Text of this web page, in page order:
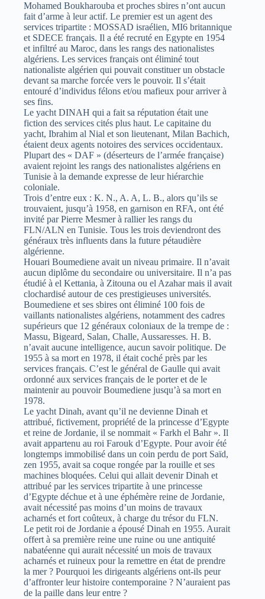
Mohamed Boukharouba et proches sbires n’ont aucun
fait d’arme à leur actif. Le premier est un agent des
services tripartite : MOSSAD israélien, MI6 britannique
et SDECE français. Il a été recruté en Egypte en 1954
et infiltré au Maroc, dans les rangs des nationalistes
algériens. Les services français ont éliminé tout
nationaliste algérien qui pouvait constituer un obstacle
devant sa marche forcée vers le pouvoir. Il s’était
entouré d’individus félons et/ou mafieux pour arriver à
ses fins.
Le yacht DINAH qui a fait sa réputation était une
fiction des services cités plus haut. Le capitaine du
yacht, Ibrahim al Nial et son lieutenant, Milan Bachich,
étaient deux agents notoires des services occidentaux.
Plupart des « DAF » (déserteurs de l’armée française)
avaient rejoint les rangs des nationalistes algériens en
Tunisie à la demande expresse de leur hiérarchie
coloniale.
Trois d’entre eux : K. N., A. A, L. B., alors qu’ils se
trouvaient, jusqu’à 1958, en garnison en RFA, ont été
invité par Pierre Mesmer à rallier les rangs du
FLN/ALN en Tunisie. Tous les trois deviendront des
généraux très influents dans la future pétaudière
algérienne.
Houari Boumediene avait un niveau primaire. Il n’avait
aucun diplôme du secondaire ou universitaire. Il n’a pas
étudié à el Kettania, à Zitouna ou el Azahar mais il avait
clochardisé autour de ces prestigieuses universités.
Boumediene et ses sbires ont éliminé 100 fois de
vaillants nationalistes algériens, notamment des cadres
supérieurs que 12 généraux coloniaux de la trempe de :
Massu, Bigeard, Salan, Challe, Aussaresses. H. B.
n’avait aucune intelligence, aucun savoir politique. De
1955 à sa mort en 1978, il était coché près par les
services français. C’est le général de Gaulle qui avait
ordonné aux services français de le porter et de le
maintenir au pouvoir Boumediene jusqu’à sa mort en
1978.
Le yacht Dinah, avant qu’il ne devienne Dinah et
attribué, fictivement, propriété de la princesse d’Egypte
et reine de Jordanie, il se nommait « Farkh el Bahr ». Il
avait appartenu au roi Farouk d’Egypte. Pour avoir été
longtemps immobilisé dans un coin perdu de port Saïd,
zen 1955, avait sa coque rongée par la rouille et ses
machines bloquées. Celui qui allait devenir Dinah et
attribué par les services tripartite à une princesse
d’Egypte déchue et à une éphémère reine de Jordanie,
avait nécessité pas moins d’un moins de travaux
acharnés et fort coûteux, à charge du trésor du FLN.
Le petit roi de Jordanie a épousé Dinah en 1955. Aurait
offert à sa première reine une ruine ou une antiquité
nabatéenne qui aurait nécessité un mois de travaux
acharnés et ruineux pour la remettre en état de prendre
la mer ? Pourquoi les dirigeants algériens ont-ils peur
d’affronter leur histoire contemporaine ? N’auraient pas
de la paille dans leur entre ?